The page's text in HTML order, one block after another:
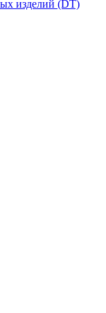
изделий (DT)